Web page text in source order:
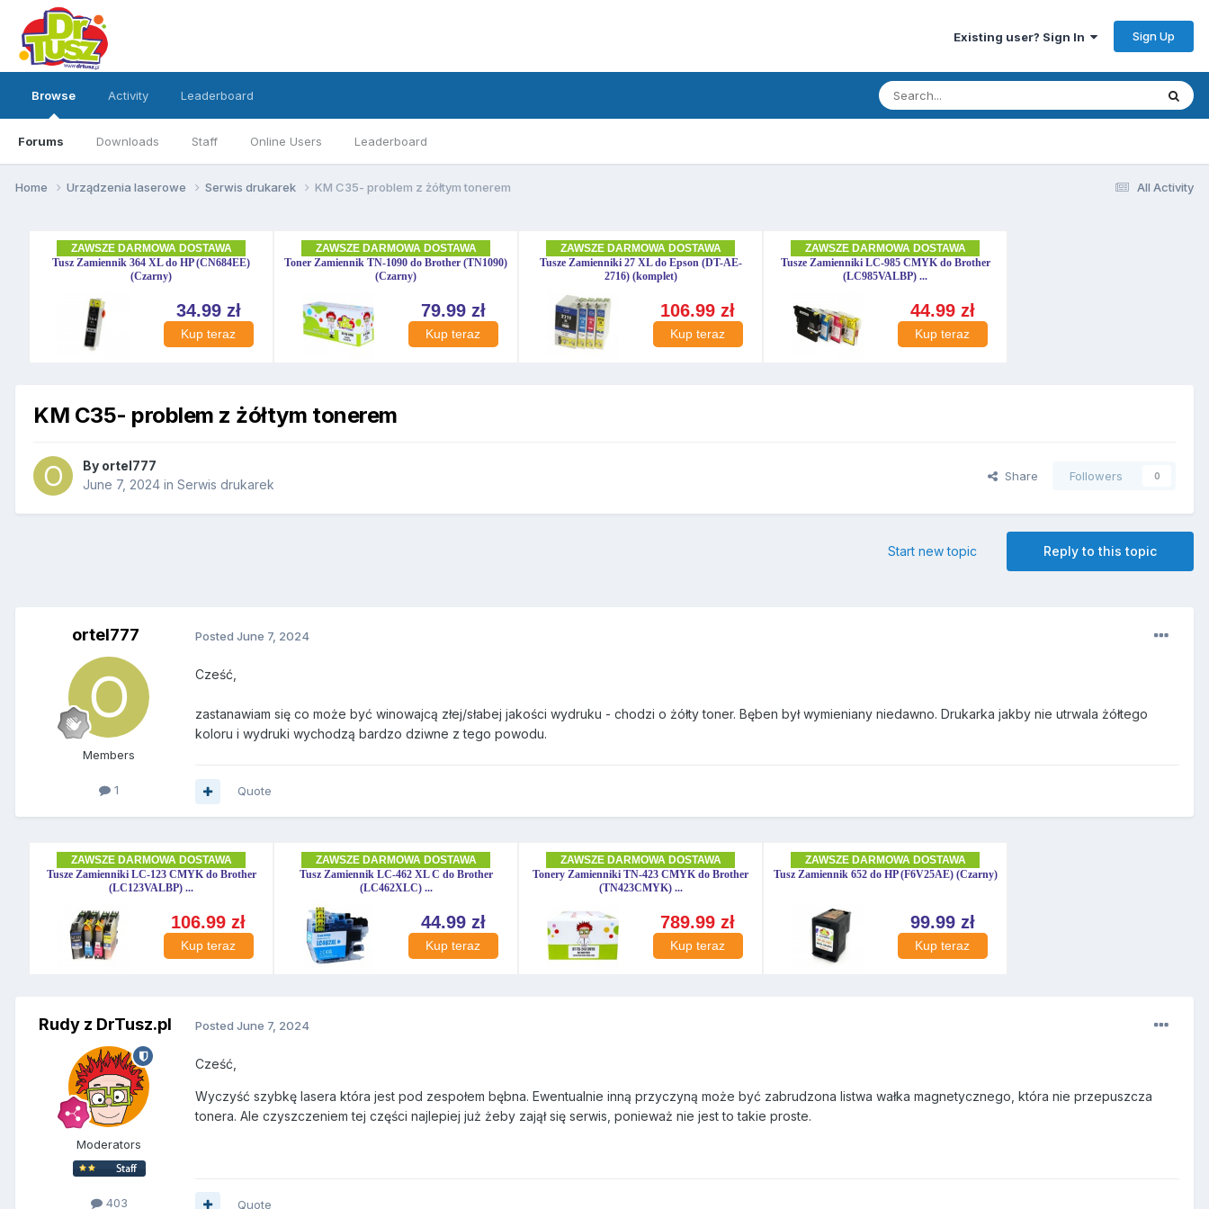
Existing user? Sign In Sign Up
Browse
Forums Downloads Staff Online Users Leaderboard
Activity Leaderboard
All Activity
Home Urządzenia laserowe Serwis drukarek KM C35- problem z żółtym tonerem
KM C35- problem z żółtym tonerem
By ortel777
June 7, 2024 in Serwis drukarek
Share Followers 0
Reply to this topic
Start new topic
ortel777
Members
1
Posted June 7, 2024
Cześć,
zastanawiam się co może być winowajcą złej/słabej jakości wydruku - chodzi o żółty toner. Bęben był wymieniany niedawno. Drukarka jakby nie utrwala żółtego
koloru i wydruki wychodzą bardzo dziwne z tego powodu.
Quote
Rudy z DrTusz.pl
Moderators
403
Posted June 7, 2024
Cześć,
Wyczyść szybkę lasera która jest pod zespołem bębna. Ewentualnie inną przyczyną może być zabrudzona listwa wałka magnetycznego, która nie przepuszcza
tonera. Ale czyszczeniem tej części najlepiej już żeby zajął się serwis, ponieważ nie jest to takie proste.
Quote